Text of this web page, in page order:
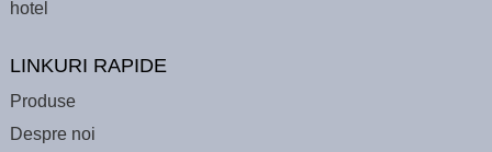
hotel
LINKURI RAPIDE
Produse
Despre noi